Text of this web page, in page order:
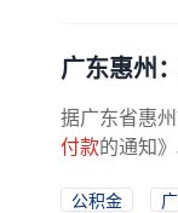
广东惠州
据广东省惠
付款的通知
公积金